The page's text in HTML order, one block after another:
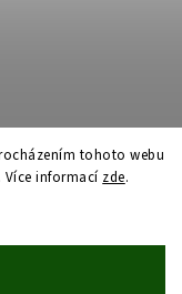
tohoto webu
Více informací zde.
práva vyhrazena.